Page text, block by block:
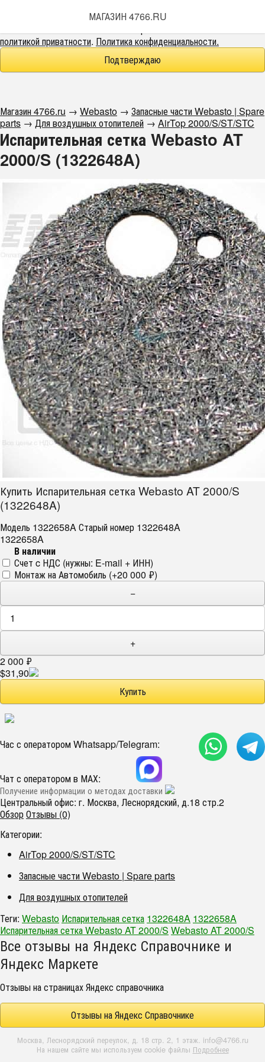
При использовании данного сайта вы подтверждаете свое
политикой приватности. Политика конфиденциальности.
Подтверждаю
МАГАЗИН 4766.RU
Магазин 4766.ru → Webasto → Запасные части Webasto | Spare
parts → Для воздушных отопителей → AirTop 2000/S/ST/STC
Испарительная сетка Webasto AT
2000/S (1322648A)
Купить Испарительная сетка Webasto AT 2000/S
(1322648A)
Модель 1322658A Старый номер 1322648A
1322658A
В наличии
Счет c НДС (нужны: E-mail + ИНН)
Монтаж на Автомобиль (+20 000 ₽)
−
+
2 000 ₽
$31,90
Час с оператором Whatsapp/Telegram:
Чат с оператором в МАХ:
Получение информации о методах доставки
Центральный офис: г. Москва, Леснорядский, д.18 стр.2
ОбзорОтзывы (0)
Категории:
AirTop 2000/S/ST/STC
Запасные части Webasto | Spare parts
Для воздушных отопителей
Теги: Webasto Испарительная сетка 1322648A 1322658A
Испарительная сетка Webasto AT 2000/S Webasto AT 2000/S
Все отзывы на Яндекс Справочнике и
Яндекс Маркете
Отзывы на страницах Яндекс справочника
Отзывы на Яндекс Справочнике
Москва, Леснорядский переулок, д. 18 стр. 2, 1 этаж. info@4766.ru
На нашем сайте мы используем cookie файлы Подробнее